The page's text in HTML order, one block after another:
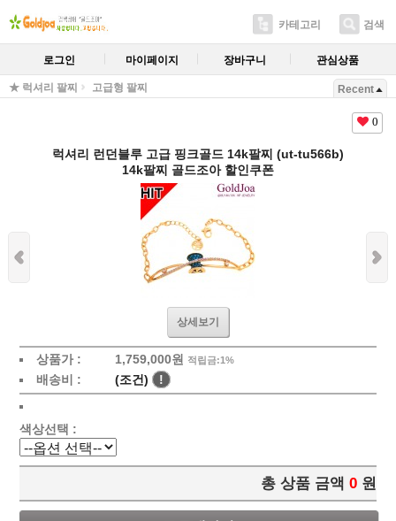
카테고리 검색
로그인 마이페이지 장바구니 관심상품
★ 럭셔리 팔찌 고급형 팔찌 Recent
0
럭셔리 런던블루 고급 핑크골드 14k팔찌 (ut-tu566b)
14k팔찌 골드조아 할인쿠폰
상세보기
상품가 : 1,759,000원 적립금:1%
배송비 : (조건) !
색상선택 :
총 상품 금액 0 원